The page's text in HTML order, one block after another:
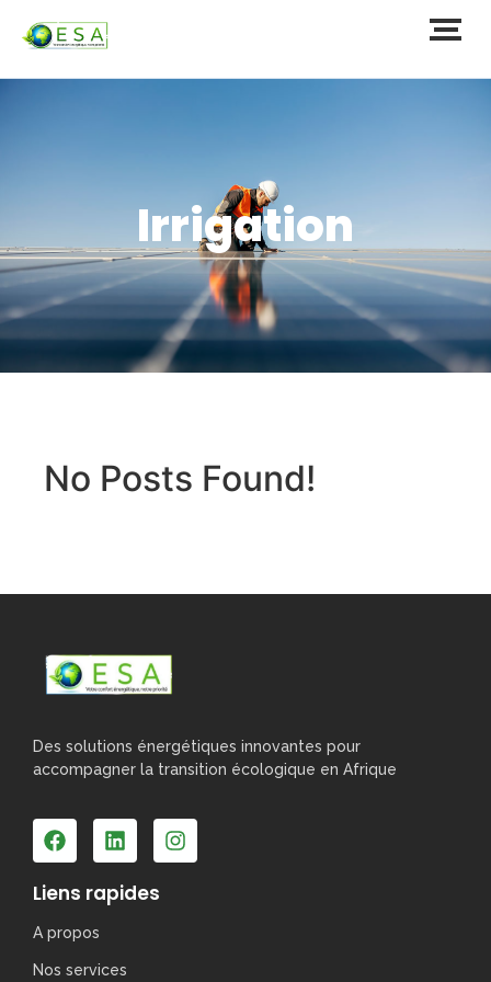
Irrigation
No Posts Found!
Des solutions énergétiques innovantes pour
accompagner la transition écologique en Afrique
Liens rapides
A propos
Nos services